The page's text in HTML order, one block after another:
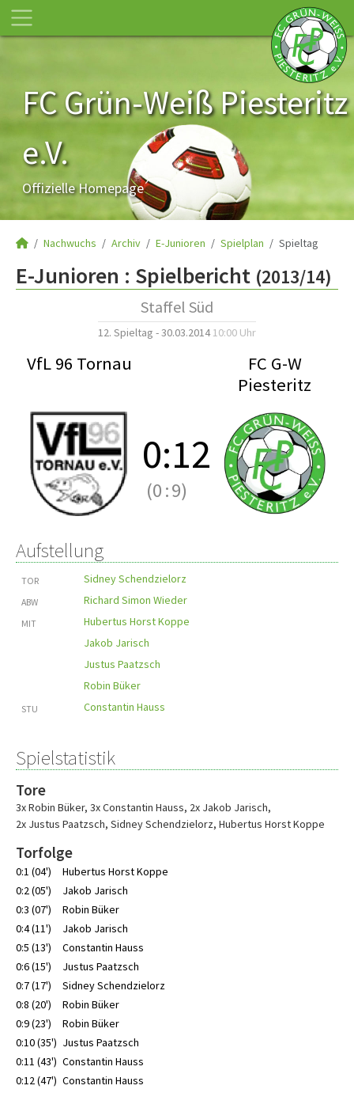
FC Grün-Weiß Piesteritz
e.V.
Offizielle Homepage
Nachwuchs Archiv E-Junioren Spielplan Spieltag
E-Junioren : Spielbericht (2013/14)
Staffel Süd
12. Spieltag - 30.03.201410:00 Uhr
VfL 96 Tornau
FC G-W
Piesteritz
0:12
(0:9)
Aufstellung
TOR Sidney Schendzielorz
ABW Richard Simon Wieder
MIT
Hubertus Horst Koppe
Jakob Jarisch
Justus Paatzsch
Robin Büker
STU Constantin Hauss
Spielstatistik
Tore
3x Robin Büker, 3x Constantin Hauss, 2x Jakob Jarisch,
2x Justus Paatzsch, Sidney Schendzielorz, Hubertus Horst Koppe
Torfolge
0:1 (04')
Hubertus Horst Koppe
0:2 (05')
Jakob Jarisch
0:3 (07')
Robin Büker
0:4 (11')
Jakob Jarisch
0:5 (13')
Constantin Hauss
0:6 (15')
Justus Paatzsch
0:7 (17')
Sidney Schendzielorz
0:8 (20')
Robin Büker
0:9 (23')
Robin Büker
0:10 (35') Justus Paatzsch
0:11 (43') Constantin Hauss
0:12 (47') Constantin Hauss